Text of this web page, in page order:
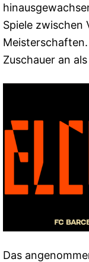
Spiele zwischen
Zuschauer an
Das